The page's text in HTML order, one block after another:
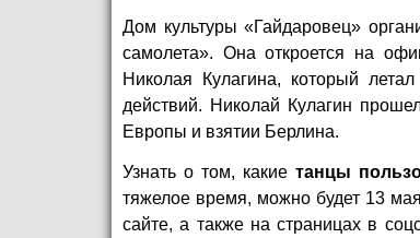
Дом культуры «Гайдаровец»
самолета». Она откроется на
Николая Кулагина, который
действий. Николай Кулагин
Европы и взятии Берлина.
Узнать о том, какиетанцы
тяжелое время, можно будет 13
сайте, а также на страницах в